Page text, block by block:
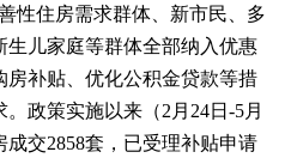
性住房需求群体、新市民、多
儿家庭等群体全部纳入优惠
补贴、优化公积金贷款等措
政策实施以来（2月24日-5月
交2858套，已受理补贴申请